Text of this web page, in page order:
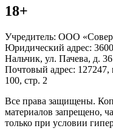
18+
Учредитель: ООО
Юридический адрес:
Нальчик, ул. Пачева, д. 36
Почтовый адрес: 127247,
100, стр. 2
Все права защищены.
материалов запрещено,
только при условии